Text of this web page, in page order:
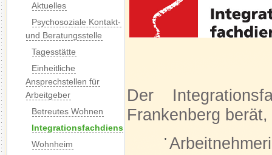
Der
Frankenberg
Aktuelles
Psychosoziale Kontakt-
und Beratungsstelle
Tagesstätte
Einheitliche
Ansprechstellen für
Arbeitgeber
Betreutes Wohnen
Integrationsfachdienst
Wohnheim